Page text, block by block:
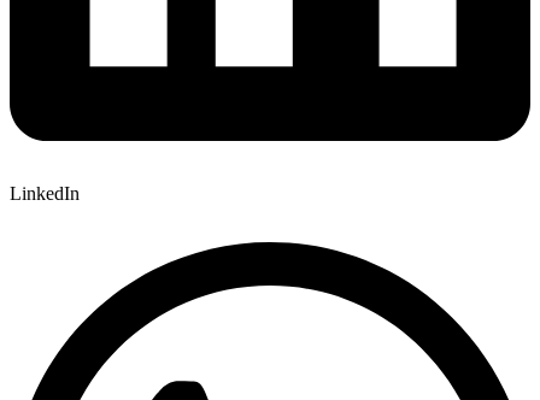
LinkedIn